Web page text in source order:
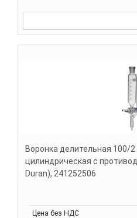
Воронка делительная 100/
цилиндрическая с
Duran), 241252506
Цена без НДС